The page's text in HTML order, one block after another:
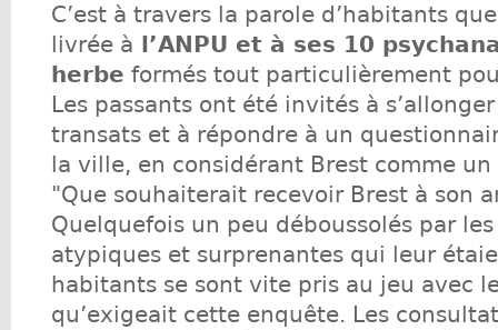
C’est à travers la parole d’habitants
livrée à l’ANPU et à ses 10
herbe formés tout particulièrement
Les passants ont été invités à
transats et à répondre à un
la ville, en considérant Brest comme
"Que souhaiterait recevoir Brest à son
Quelquefois un peu déboussolés par
atypiques et surprenantes qui leur
habitants se sont vite pris au jeu avec
qu’exigeait cette enquête. Les